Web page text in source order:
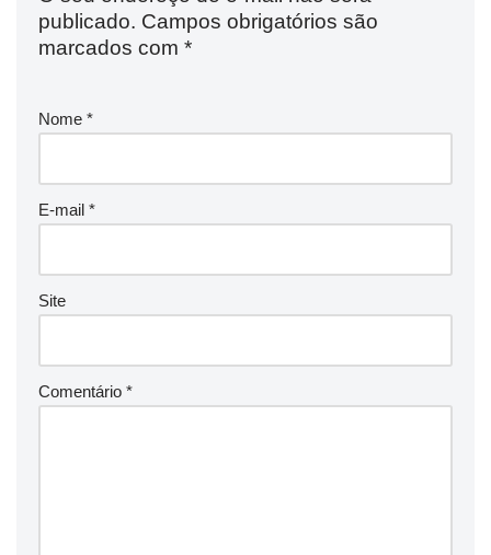
publicado. Campos obrigatórios são
marcados com *
Nome *
E-mail *
Site
Comentário *